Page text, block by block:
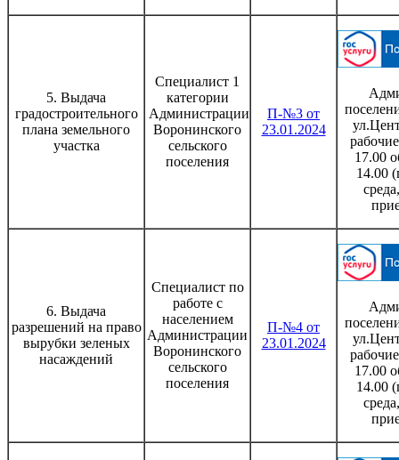
5. Выдача
градостроительного
плана земельного
участка
Специалист 1
категории
Администрации
Воронинского
сельского
поселения
П-№3 от
23.01.2024
17.00
14.00
6. Выдача
разрешений на право
вырубки зеленых
насаждений
Специалист по
работе с
населением
Администрации
Воронинского
сельского
поселения
П-№4 от
23.01.2024
17.00
14.00